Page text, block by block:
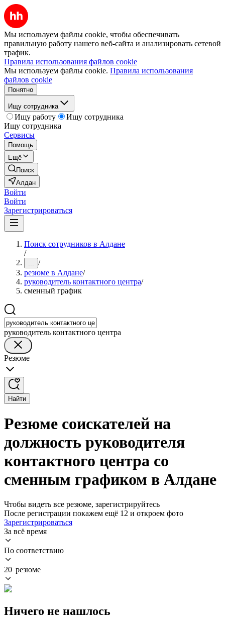
Мы используем файлы cookie, чтобы обеспечивать
правильную работу нашего веб-сайта и анализировать сетевой
трафик.
Правила использования файлов cookie
Мы используем файлы cookie. Правила использования
файлов cookie
Понятно
Ищу сотрудника
Ищу работу
Ищу сотрудника
Ищу сотрудника
Сервисы
Помощь
Ещё
Поиск
Алдан
Войти
Войти
Зарегистрироваться
Поиск сотрудников в Алдане
/
... /
резюме в Алдане/
руководитель контактного центра/
сменный график
руководитель контактного центра
Резюме
Найти
Резюме соискателей на
должность руководителя
контактного центра со
сменным графиком в Алдане
Чтобы видеть все резюме, зарегистрируйтесь
После регистрации покажем ещё 12 и откроем фото
Зарегистрироваться
За всё время
По соответствию
20 резюме
Ничего не нашлось